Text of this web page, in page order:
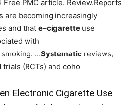
Free PMC article. Review.Reports
are becoming increasingly
and that e–cigarette use
with
smoking. …Systematic reviews,
(RCTs) and coho
Electronic Cigarette Use